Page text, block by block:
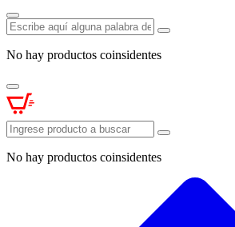
No hay productos coinsidentes
No hay productos coinsidentes